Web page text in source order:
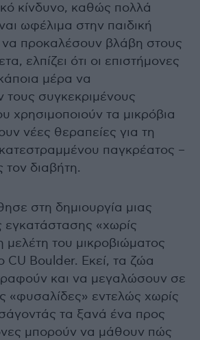
κίνδυνο, καθώς πολλά
ωφέλιμα στην παιδική
να προκαλέσουν βλάβη στους
ελπίζει ότι οι επιστήμονες
μέρα να
τους συγκεκριμένους
χρησιμοποιούν τα μικρόβια
νέες θεραπείες για τη
παγκρέατος –
τον διαβήτη.
στη δημιουργία μιας
«χωρίς
μελέτη του μικροβιώματος
Boulder. Εκεί, τα ζώα
και να μεγαλώσουν σε
«φυσαλίδες» εντελώς χωρίς
τα ξανά ένα προς
μπορούν να μάθουν πώς